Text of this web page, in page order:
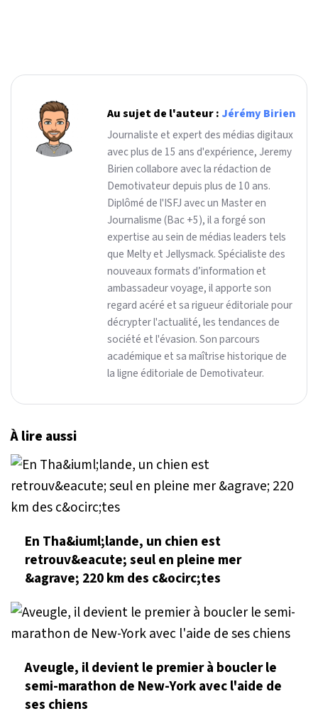
Au sujet de l'auteur : Jérémy Birien
Journaliste et expert des médias digitaux
avec plus de 15 ans d'expérience, Jeremy
Birien collabore avec la rédaction de
Demotivateur depuis plus de 10 ans.
Diplômé de l'ISFJ avec un Master en
Journalisme (Bac +5), il a forgé son
expertise au sein de médias leaders tels
que Melty et Jellysmack. Spécialiste des
nouveaux formats d’information et
ambassadeur voyage, il apporte son
regard acéré et sa rigueur éditoriale pour
décrypter l'actualité, les tendances de
société et l'évasion. Son parcours
académique et sa maîtrise historique de
la ligne éditoriale de Demotivateur.
À lire aussi
En Tha&iuml;lande, un chien est
retrouv&eacute; seul en pleine mer
&agrave; 220 km des c&ocirc;tes
Aveugle, il devient le premier à boucler le
semi-marathon de New-York avec l'aide de
ses chiens